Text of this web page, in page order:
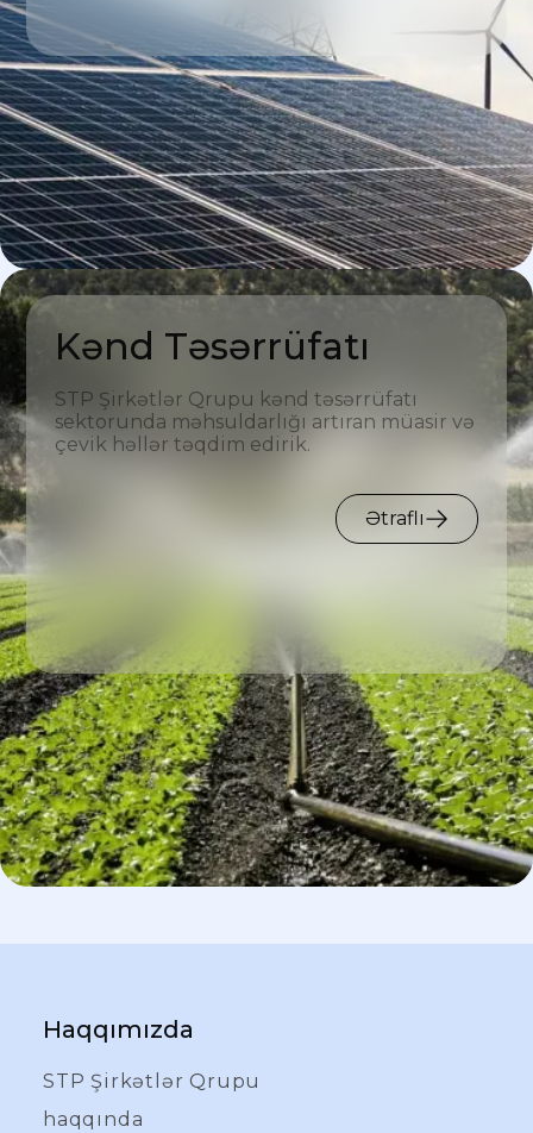
Kənd Təsərrüfatı
STP Şirkətlər Qrupu kənd təsərrüfatı
sektorunda məhsuldarlığı artıran müasir və
çevik həllər təqdim edirik.
Ətraflı
Haqqımızda
STP Şirkətlər Qrupu
haqqında